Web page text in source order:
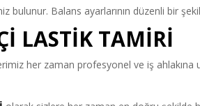
bulunur. Balans ayarlarının düzenli bir
LASTİK TAMİRİ
her zaman profesyonel ve iş ahlakına